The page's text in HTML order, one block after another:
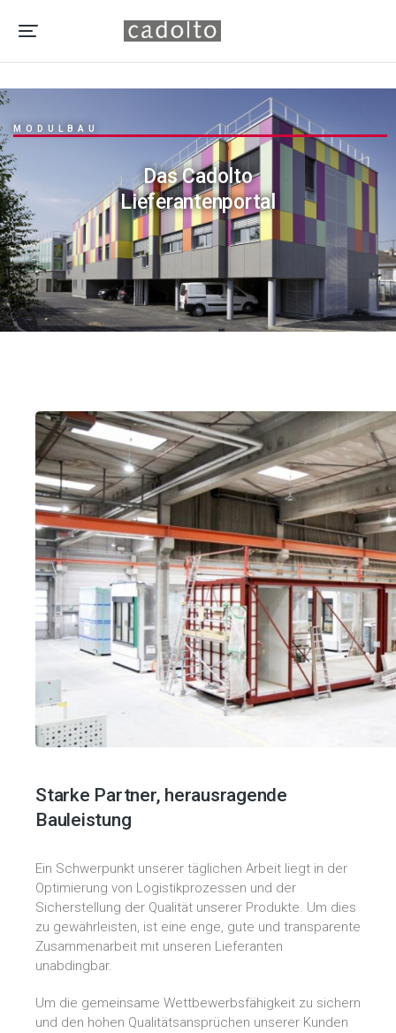
MODULBAU
Das Cadolto
Lieferantenportal
Starke Partner, herausragende
Bauleistung
Ein Schwerpunkt unserer täglichen Arbeit liegt in der
Optimierung von Logistikprozessen und der
Sicherstellung der Qualität unserer Produkte. Um dies
zu gewährleisten, ist eine enge, gute und transparente
Zusammenarbeit mit unseren Lieferanten
unabdingbar.
Um die gemeinsame Wettbewerbsfähigkeit zu sichern
und den hohen Qualitätsansprüchen unserer Kunden